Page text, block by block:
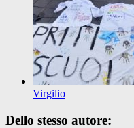
Virgilio
Dello stesso autore: